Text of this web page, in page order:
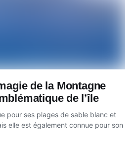
de la Montagne
de l’île
pour ses plages de sable blanc et
elle est également connue pour son